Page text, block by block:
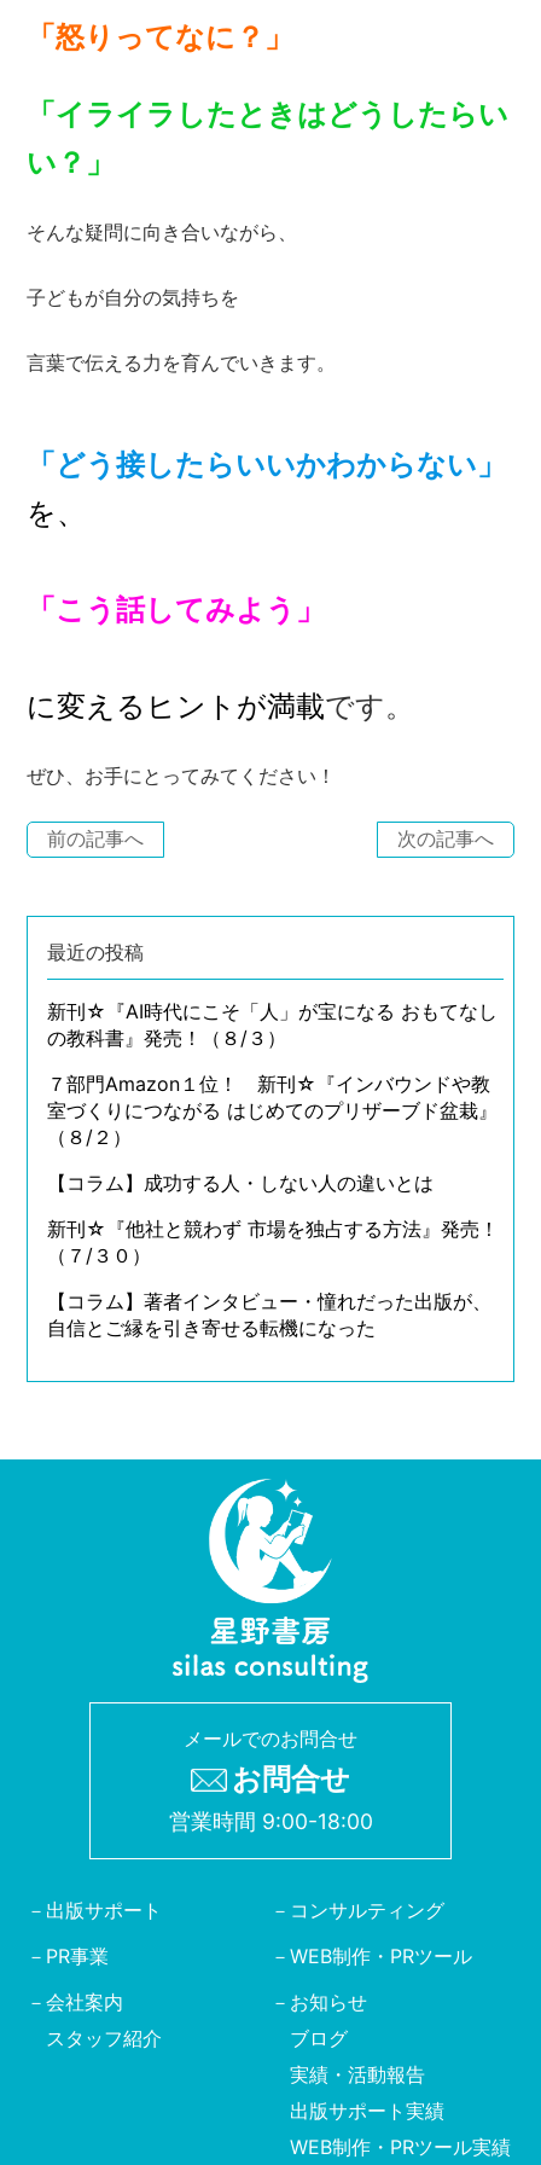
「怒りってなに？」
「イライラしたときはどうしたらい
い？」
そんな疑問に向き合いながら、
子どもが自分の気持ちを
言葉で伝える力を育んでいきます。
「どう接したらいいかわからない」
を、
「こう話してみよう」
に変えるヒントが満載です。
ぜひ、お手にとってみてください！
前の記事へ 次の記事へ
最近の投稿
新刊☆『AI時代にこそ「人」が宝になる おもてなし
の教科書』発売！（８/３）
７部門Amazon１位！ 新刊☆『インバウンドや教
室づくりにつながる はじめてのプリザーブド盆栽』
（８/２）
【コラム】成功する人・しない人の違いとは
新刊☆『他社と競わず 市場を独占する方法』発売！
（７/３０）
【コラム】著者インタビュー・憧れだった出版が、
自信とご縁を引き寄せる転機になった
メールでのお問合せ
お問合せ
営業時間 9:00-18:00
出版サポート
コンサルティング
PR事業
WEB制作・PRツール
会社案内
スタッフ紹介
お知らせ
ブログ
実績・活動報告
出版サポート実績
WEB制作・PRツール実績